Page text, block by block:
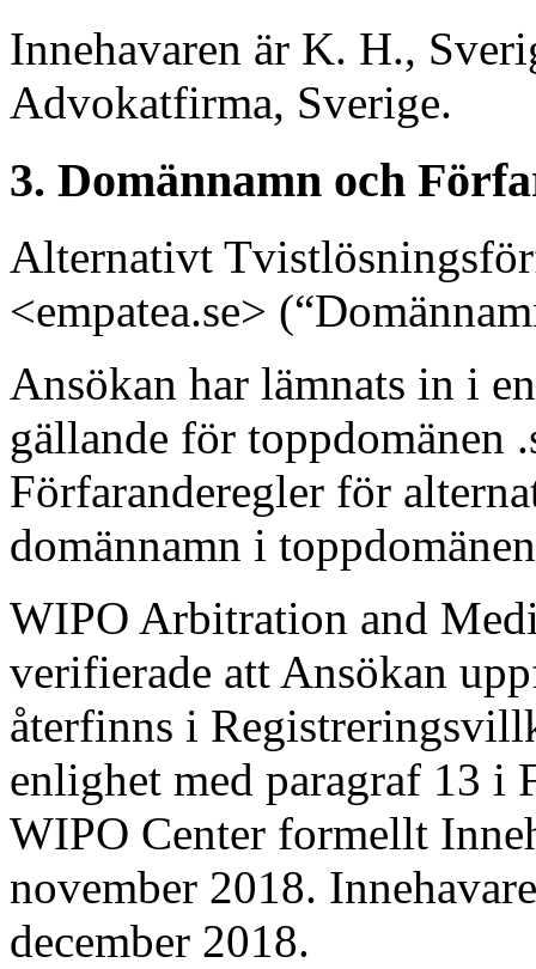
Innehavaren är K. H.,
Advokatfirma, Sverige.
3. Domännamn och
Alternativt
<empatea.se>
Ansökan har lämnats in i
gällande för toppdomänen
Förfaranderegler för
domännamn i
WIPO Arbitration and
verifierade att Ansökan
återfinns i
enlighet med paragraf 13 i
WIPO Center formellt
november 2018.
december 2018.